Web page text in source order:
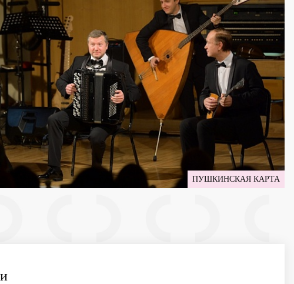
ПУШКИНСКАЯ КАРТА